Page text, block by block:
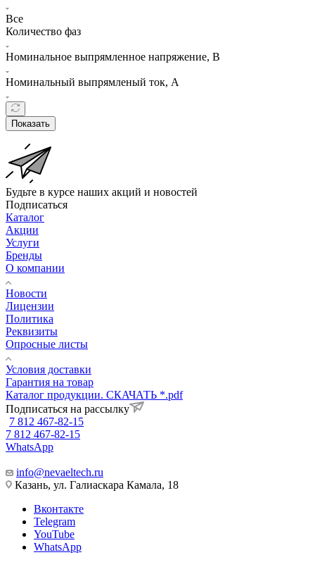
Все
Количество фаз
Номинальное выпрямленное напряжение, В
Номинальный выпрямленый ток, А
Показать
Будьте в курсе наших акций и новостей
Подписаться
Каталог
Акции
Услуги
Бренды
О компании
Новости
Лицензии
Политика
Реквизиты
Опросные листы
Условия доставки
Гарантия на товар
Каталог продукции. СКАЧАТЬ *.pdf
Подписаться на рассылку
7 812 467-82-15
7 812 467-82-15
WhatsApp
info@nevaeltech.ru
Казань, ул. Галиаскара Камала, 18
Вконтакте
Telegram
YouTube
WhatsApp